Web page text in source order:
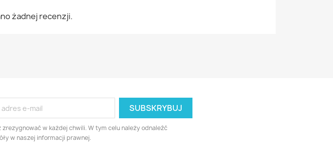
żadnej recenzji.
zrezygnować w każdej chwili. W tym celu należy odnaleźć
w naszej informacji prawnej.